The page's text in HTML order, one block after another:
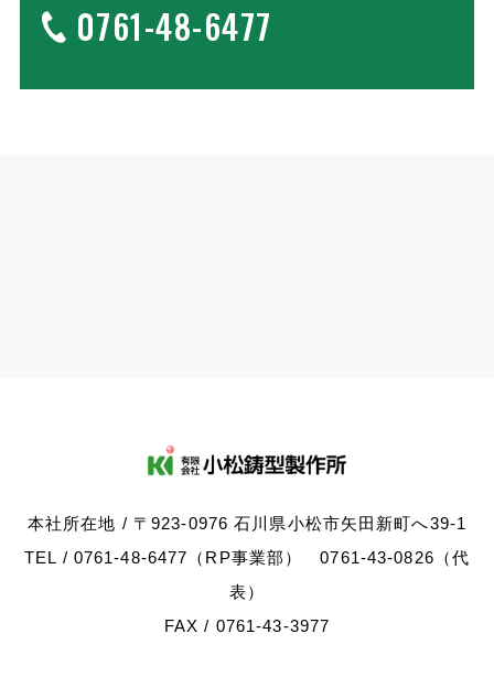
0761-48-6477
本社所在地 / 〒923-0976 石川県小松市矢田新町へ39-1
TEL / 0761-48-6477（RP事業部） 0761-43-0826（代
表）
FAX / 0761-43-3977